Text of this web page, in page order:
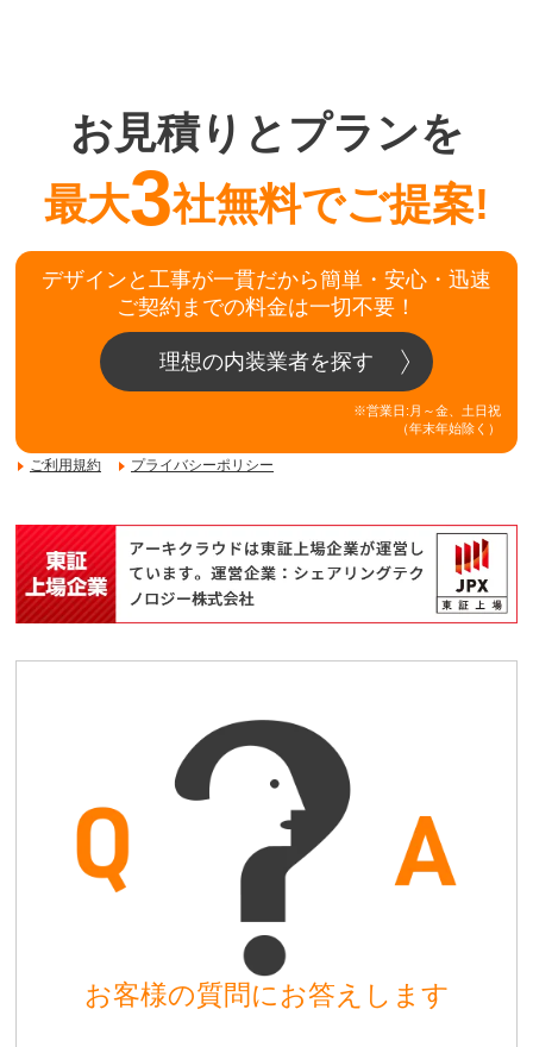
お見積りとプランを
最大3社無料でご提案!
デザインと工事が一貫だから簡単・安心・迅速
ご契約までの料金は一切不要！
理想の内装業者を探す
※営業日:月～金、土日祝
（年末年始除く）
ご利用規約 プライバシーポリシー
お客様の質問にお答えします